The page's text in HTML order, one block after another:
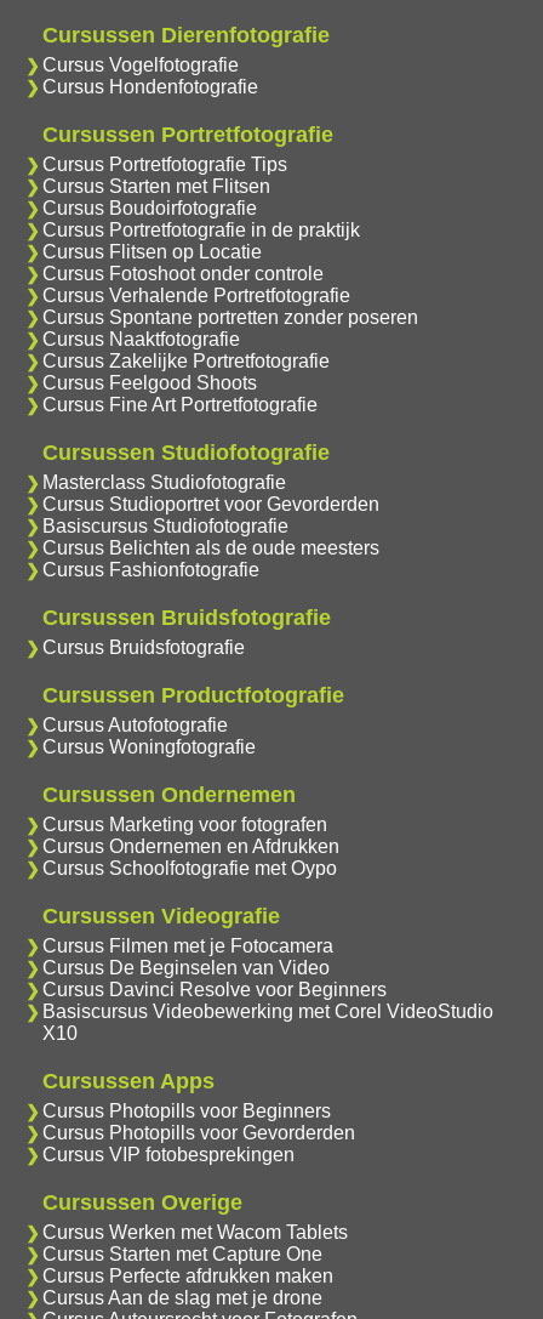
Cursussen Dierenfotografie
Cursus Vogelfotografie
Cursus Hondenfotografie
Cursussen Portretfotografie
Cursus Portretfotografie Tips
Cursus Starten met Flitsen
Cursus Boudoirfotografie
Cursus Portretfotografie in de praktijk
Cursus Flitsen op Locatie
Cursus Fotoshoot onder controle
Cursus Verhalende Portretfotografie
Cursus Spontane portretten zonder poseren
Cursus Naaktfotografie
Cursus Zakelijke Portretfotografie
Cursus Feelgood Shoots
Cursus Fine Art Portretfotografie
Cursussen Studiofotografie
Masterclass Studiofotografie
Cursus Studioportret voor Gevorderden
Basiscursus Studiofotografie
Cursus Belichten als de oude meesters
Cursus Fashionfotografie
Cursussen Bruidsfotografie
Cursus Bruidsfotografie
Cursussen Productfotografie
Cursus Autofotografie
Cursus Woningfotografie
Cursussen Ondernemen
Cursus Marketing voor fotografen
Cursus Ondernemen en Afdrukken
Cursus Schoolfotografie met Oypo
Cursussen Videografie
Cursus Filmen met je Fotocamera
Cursus De Beginselen van Video
Cursus Davinci Resolve voor Beginners
Basiscursus Videobewerking met Corel VideoStudio
X10
Cursussen Apps
Cursus Photopills voor Beginners
Cursus Photopills voor Gevorderden
Cursus VIP fotobesprekingen
Cursussen Overige
Cursus Werken met Wacom Tablets
Cursus Starten met Capture One
Cursus Perfecte afdrukken maken
Cursus Aan de slag met je drone